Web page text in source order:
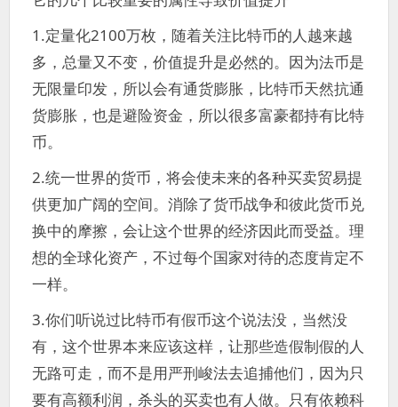
1.定量化2100万枚，随着关注比特币的人越来越
多，总量又不变，价值提升是必然的。因为法币是
无限量印发，所以会有通货膨胀，比特币天然抗通
货膨胀，也是避险资金，所以很多富豪都持有比特
币。
2.统一世界的货币，将会使未来的各种买卖贸易提
供更加广阔的空间。消除了货币战争和彼此货币兑
换中的摩擦，会让这个世界的经济因此而受益。理
想的全球化资产，不过每个国家对待的态度肯定不
一样。
3.你们听说过比特币有假币这个说法没，当然没
有，这个世界本来应该这样，让那些造假制假的人
无路可走，而不是用严刑峻法去追捕他们，因为只
要有高额利润，杀头的买卖也有人做。只有依赖科